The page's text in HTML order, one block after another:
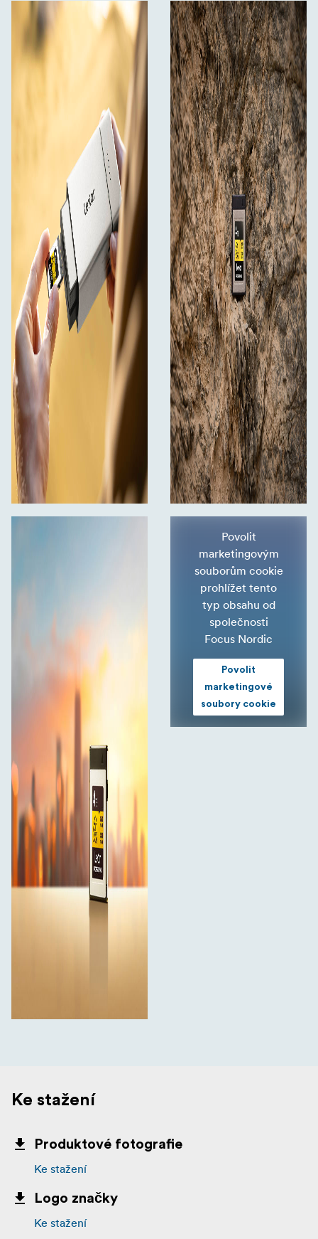
Povolit
marketingovým
souborům cookie
prohlížet tento
typ obsahu od
společnosti
Focus Nordic
Povolit
marketingové
soubory cookie
Ke stažení
Produktové fotografie
Ke stažení
Logo značky
Ke stažení